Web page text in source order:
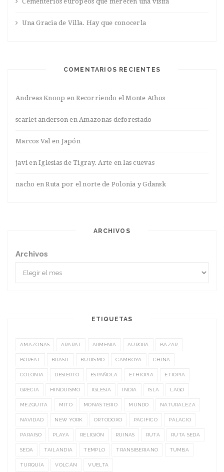
Una Gracia de Villa. Hay que conocerla
COMENTARIOS RECIENTES
Andreas Knoop enRecorriendo el Monte Athos
scarlet anderson enAmazonas deforestado
Marcos Valen Japón
javienIglesias de Tigray. Arte en las cuevas
nacho enRuta por el norte de Polonia y Gdansk
ARCHIVOS
Archivos
ETIQUETAS
AMAZONAS ARARAT ARMENIA AURORA BAZAR
BOREAL BRASIL BUDISMO CAMBOYA CHINA
COLONIA DESIERTO ESPAÑOLA ETHIOPIA ETIOPIA
GRECIA HINDUISMO IGLESIA INDIA ISLA LAGO
MEZQUITA MITO MONASTERIO MUNDO NATURALEZA
NAVIDAD NEW YORK ORTODOXO PACIFICO PALACIO
PARAISO PLAYA RELIGIÓN RUINAS RUTA RUTA SEDA
SEDA TAILANDIA TEMPLO TRANSIBERIANO TUMBA
TURQUÍA VOLCÁN VUELTA